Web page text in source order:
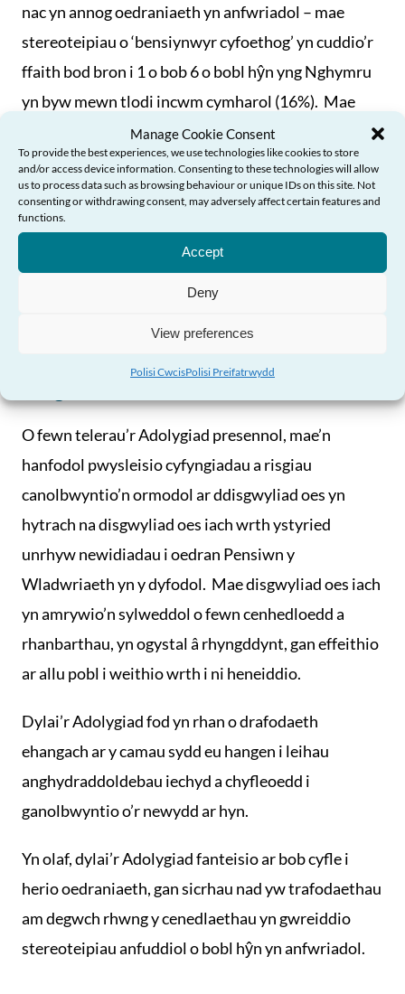
Manage Cookie Consent
To provide the best experiences, we use technologies like cookies to store
and/or access device information. Consenting to these technologies will allow
us to process data such as browsing behaviour or unique IDs on this site. Not
consenting or withdrawing consent, may adversely affect certain features and
functions.
Accept
Deny
View preferences
Polisi CwcisPolisi Preifatrwydd
Angen Help?
nac yn annog oedraniaeth yn anfwriadol – mae
stereoteipiau o ‘bensiynwyr cyfoethog’ yn cuddio’r
ffaith bod bron i 1 o bob 6 o bobl hŷn yng Nghymru
yn byw mewn tlodi incwm cymharol (16%). Mae
hyn yn cynyddu gydag oedran.[vi]
Mae Adroddiad Byd-eang Sefydliad Iechyd y Byd ar
Oedraniaeth (2021) yn nodi bod 1 o bob 2 o bobl
ledled y byd yn gwahaniaethu ar sail oedran ac, yn
Ewrop, bod 1 o bob 3 o bobl hŷn yn dweud eu bod
wedi bod yn darged oedraniaeth.
O fewn telerau’r Adolygiad presennol, mae’n
hanfodol pwysleisio cyfyngiadau a risgiau
canolbwyntio’n ormodol ar ddisgwyliad oes yn
hytrach na disgwyliad oes iach wrth ystyried
unrhyw newidiadau i oedran Pensiwn y
Wladwriaeth yn y dyfodol. Mae disgwyliad oes iach
yn amrywio’n sylweddol o fewn cenhedloedd a
rhanbarthau, yn ogystal â rhyngddynt, gan effeithio
ar allu pobl i weithio wrth i ni heneiddio.
Dylai’r Adolygiad fod yn rhan o drafodaeth
ehangach ar y camau sydd eu hangen i leihau
anghydraddoldebau iechyd a chyfleoedd i
ganolbwyntio o’r newydd ar hyn.
Yn olaf, dylai’r Adolygiad fanteisio ar bob cyfle i
herio oedraniaeth, gan sicrhau nad yw trafodaethau
am degwch rhwng y cenedlaethau yn gwreiddio
stereoteipiau anfuddiol o bobl hŷn yn anfwriadol.